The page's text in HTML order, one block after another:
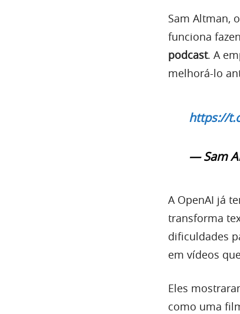
Sam Altman,
funciona
podcast. A
melhorá-lo
https://
— Sam
A OpenAI já
transforma
dificuldades
em vídeos
Eles
como uma